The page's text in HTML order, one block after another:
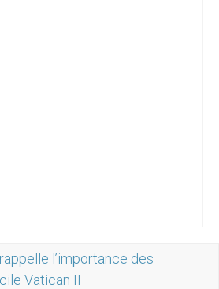
l’importance des
Vatican II